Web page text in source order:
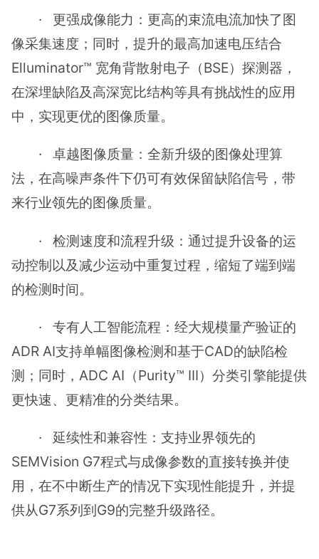
· 更强成像能力：更高的束流电流加快了图
像采集速度；同时，提升的最高加速电压结合
Elluminator™ 宽角背散射电子（BSE）探测器，
在深埋缺陷及高深宽比结构等具有挑战性的应用
中，实现更优的图像质量。
· 卓越图像质量：全新升级的图像处理算
法，在高噪声条件下仍可有效保留缺陷信号，带
来行业领先的图像质量。
· 检测速度和流程升级：通过提升设备的运
动控制以及减少运动中重复过程，缩短了端到端
的检测时间。
· 专有人工智能流程：经大规模量产验证的
ADR AI支持单幅图像检测和基于CAD的缺陷检
测；同时，ADC AI（Purity™ III）分类引擎能提供
更快速、更精准的分类结果。
· 延续性和兼容性：支持业界领先的
SEMVision G7程式与成像参数的直接转换并使
用，在不中断生产的情况下实现性能提升，并提
供从G7系列到G9的完整升级路径。